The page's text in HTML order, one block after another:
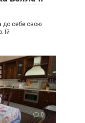
до себе свою
Їй
0